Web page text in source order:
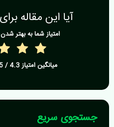
آیا این مقاله
امتياز شما به بهتر
میانگین امتیاز4.3/ 5. تعداد امتیاز ها:
جستجوی سریع